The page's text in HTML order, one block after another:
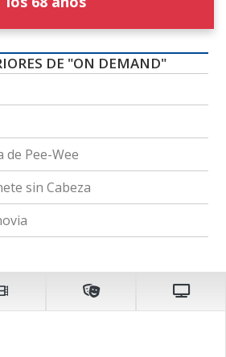
DE "ON DEMAND"
Pee-Wee
sin Cabeza